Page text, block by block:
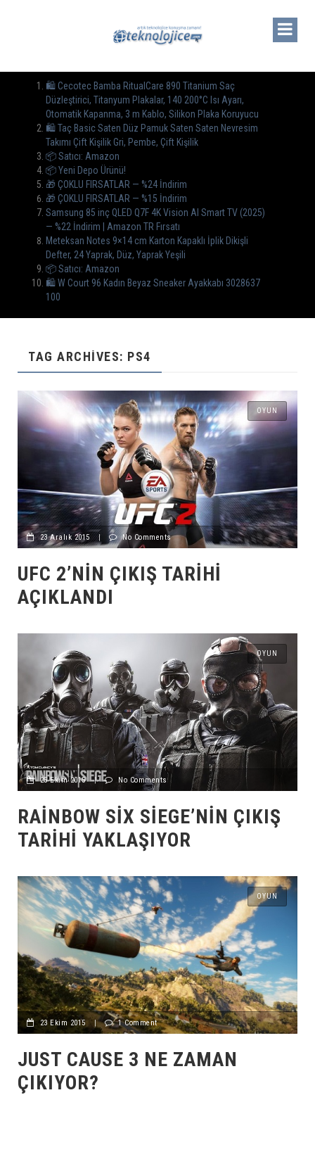
🛍️ Cecotec Bamba RitualCare 890 Titanium Saç
Düzleştirici, Titanyum Plakalar, 140 200°C Isı Ayarı,
Otomatik Kapanma, 3 m Kablo, Silikon Plaka Koruyucu
🛍️ Taç Basic Saten Düz Pamuk Saten Saten Nevresim
Takımı Çift Kişilik Gri, Pembe, Çift Kişilik
📦 Satıcı: Amazon
📦 Yeni Depo Ürünü!
🎁 ÇOKLU FIRSATLAR — %24 İndirim
🎁 ÇOKLU FIRSATLAR — %15 İndirim
Samsung 85 inç QLED Q7F 4K Vision AI Smart TV (2025)
— %22 İndirim | Amazon TR Fırsatı
Meteksan Notes 9×14 cm Karton Kapaklı İplik Dikişli
Defter, 24 Yaprak, Düz, Yaprak Yeşili
📦 Satıcı: Amazon
🛍️ W Court 96 Kadın Beyaz Sneaker Ayakkabı 3028637
100
TAG ARCHIVES: PS4
OYUN
23 Aralık 2015 | No Comments
UFC 2’NIN ÇIKIŞ TARIHI
AÇIKLANDI
OYUN
25 Ekim 2015 | No Comments
RAINBOW SIX SIEGE’NIN ÇIKIŞ
TARIHI YAKLAŞIYOR
OYUN
23 Ekim 2015 1 Comment
JUST CAUSE 3 NE ZAMAN
ÇIKIYOR?